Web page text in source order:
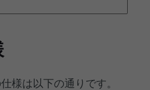
様は以下の通りです。